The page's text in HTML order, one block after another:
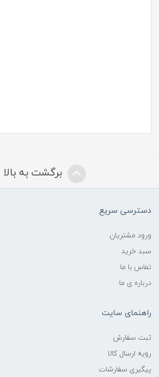
برگشت به بالا
دسترسی سریع
ورود مشتریان
سبد خرید
تماس با ما
درباره ی ما
راهنمای سایت
ثبت سفارش
رویه ارسال کالا
پیگیری سفارشات